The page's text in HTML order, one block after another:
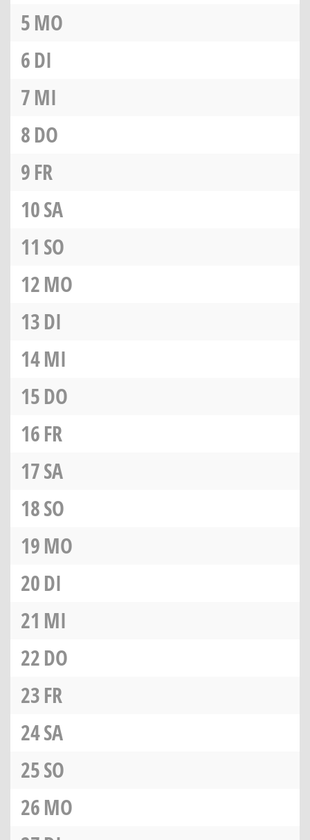
5MO
6DI
7MI
8DO
9FR
10SA
11 SO
12MO
13DI
14MI
15DO
16FR
17SA
18SO
19MO
20DI
21 MI
22DO
23FR
24SA
25SO
26MO